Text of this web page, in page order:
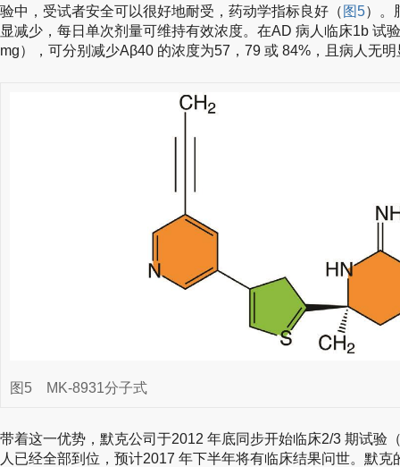
验中，受试者安全可以很好地耐受，药动学指标良好（ 图5）。
显减少，每日单次剂量可维持有效浓度。在AD 病人临床1b 试
mg），可分别减少Aβ40 的浓度为57，79 或 84%，且病人无
图5 MK-8931分子式
带着这一优势，默克公司于2012 年底同步开始临床2/3 期试验
人已经全部到位，预计2017 年下半年将有临床结果问世。默